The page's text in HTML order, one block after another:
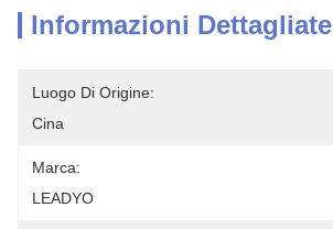
Informazioni Dettagliate
Luogo Di Origine:
Cina
Marca:
LEADYO